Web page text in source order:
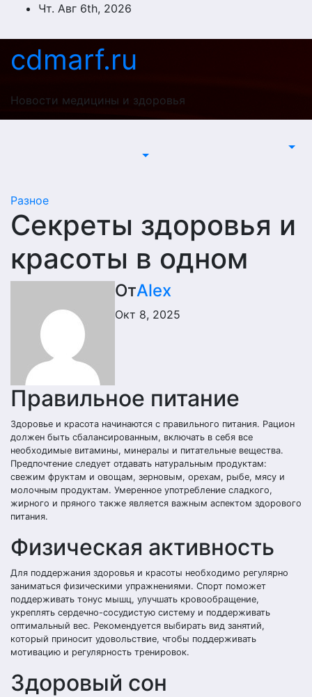
Перейти
содержимому
Чт. Авг 6th, 2026
cdmarf.ru
Новости медицины и здоровья
Разное
Секреты здоровья и
красоты в одном
ОтAlex
Окт 8, 2025
Правильное питание
Здоровье и красота начинаются с правильного питания. Рацион
должен быть сбалансированным, включать в себя все
необходимые витамины, минералы и питательные вещества.
Предпочтение следует отдавать натуральным продуктам:
свежим фруктам и овощам, зерновым, орехам, рыбе, мясу и
молочным продуктам. Умеренное употребление сладкого,
жирного и пряного также является важным аспектом здорового
питания.
Физическая активность
Для поддержания здоровья и красоты необходимо регулярно
заниматься физическими упражнениями. Спорт поможет
поддерживать тонус мышц, улучшать кровообращение,
укреплять сердечно-сосудистую систему и поддерживать
оптимальный вес. Рекомендуется выбирать вид занятий,
который приносит удовольствие, чтобы поддерживать
мотивацию и регулярность тренировок.
Здоровый сон